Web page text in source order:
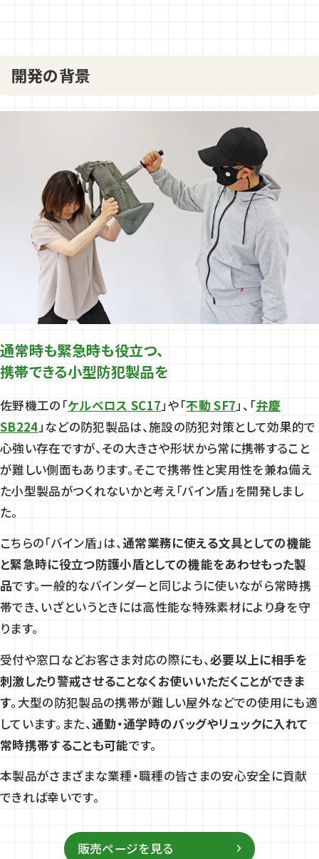
開発の背景
通常時も緊急時も役立つ、
携帯できる小型防犯製品を
佐野機工の「ケルベロス SC17」や「不動 SF7」、「弁慶
SB224」などの防犯製品は、施設の防犯対策として効果的で
心強い存在ですが、その大きさや形状から常に携帯すること
が難しい側面もあります。そこで携帯性と実用性を兼ね備え
た小型製品がつくれないかと考え「バイン盾」を開発しまし
た。
こちらの「バイン盾」は、通常業務に使える文具としての機能
と緊急時に役立つ防護小盾としての機能をあわせもった製
品です。一般的なバインダーと同じように使いながら常時携
帯でき、いざというときには高性能な特殊素材により身を守
ります。
受付や窓口などお客さま対応の際にも、必要以上に相手を
刺激したり警戒させることなくお使いいただくことができま
す。大型の防犯製品の携帯が難しい屋外などでの使用にも適
しています。また、通勤・通学時のバッグやリュックに入れて
常時携帯することも可能です。
本製品がさまざまな業種・職種の皆さまの安心安全に貢献
できれば幸いです。
販売ページを見る